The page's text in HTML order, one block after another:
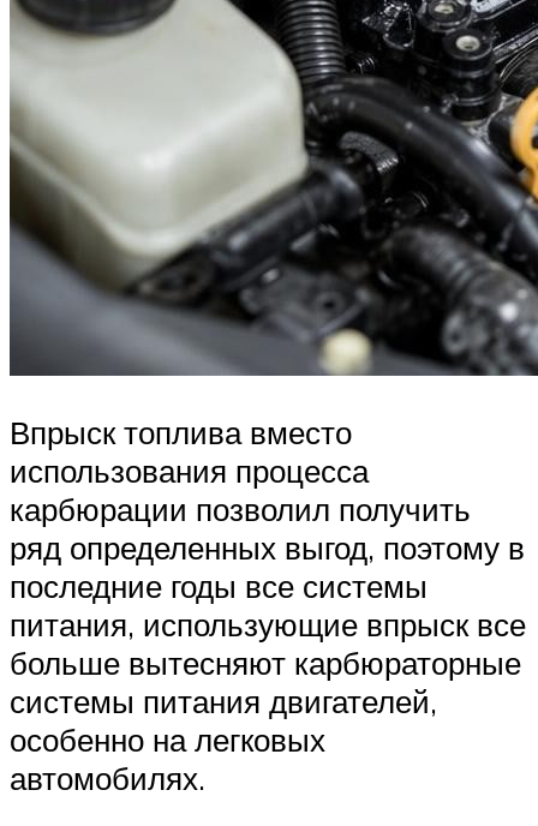
Впрыск топлива вместо
использования процесса
карбюрации позволил получить
ряд определенных выгод, поэтому в
последние годы все системы
питания, использующие впрыск все
больше вытесняют карбюраторные
системы питания двигателей,
особенно на легковых
автомобилях.